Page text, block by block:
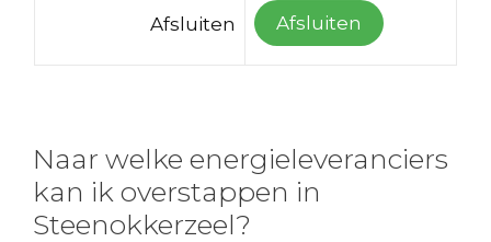
Afsluiten Afsluiten
Naar welke energieleveranciers
kan ik overstappen in
Steenokkerzeel?